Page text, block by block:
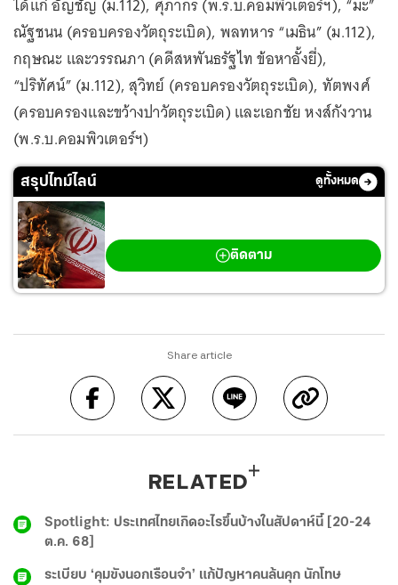
ได้แก่ อัญชัญ (ม.112), ศุภากร (พ.ร.บ.คอมพิวเตอร์ฯ), “มะ”
ณัฐชนน (ครอบครองวัตถุระเบิด), พลทหาร “เมธิน” (ม.112),
กฤษณะ และวรรณภา (คดีสหพันธรัฐไท ข้อหาอั้งยี่),
“ปริทัศน์” (ม.112), สุวิทย์ (ครอบครองวัตถุระเบิด), ทัตพงศ์
(ครอบครองและขว้างปาวัตถุระเบิด) และเอกชัย หงส์กังวาน
(พ.ร.บ.คอมพิวเตอร์ฯ)
สรุปไทม์ไลน์ ดูทั้งหมด
ติดตาม
Share article
RELATED
Spotlight: ประเทศไทยเกิดอะไรขึ้นบ้างในสัปดาห์นี้ [20-24
ต.ค. 68]
ระเบียบ ‘คุมขังนอกเรือนจำ’ แก้ปัญหาคนล้นคุก นักโทษ